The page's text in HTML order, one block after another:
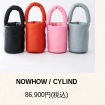
NOWHOW / CYLIND
86,900円(税込)